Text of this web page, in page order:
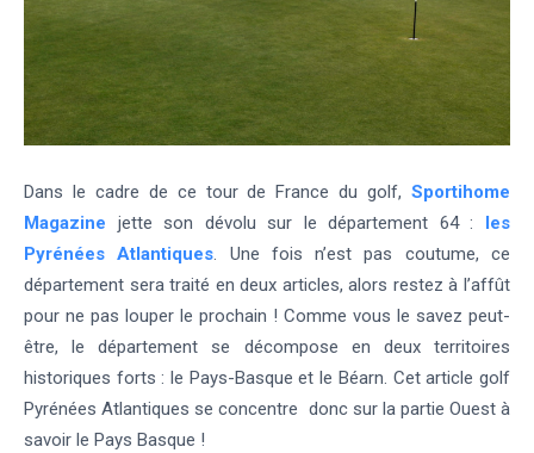
Dans le cadre de ce tour de France du golf, Sportihome
Magazine jette son dévolu sur le département 64 : les
Pyrénées Atlantiques. Une fois n’est pas coutume, ce
département sera traité en deux articles, alors restez à l’affût
pour ne pas louper le prochain ! Comme vous le savez peut-
être, le département se décompose en deux territoires
historiques forts : le Pays-Basque et le Béarn. Cet article golf
Pyrénées Atlantiques se concentre donc sur la partie Ouest à
savoir le Pays Basque !